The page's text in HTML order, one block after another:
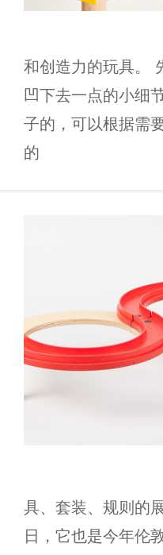
和创造力的玩具。
凹下去一点的小细
子的，可以根据需
的
具、套装、规则的
日，它也是今年伦